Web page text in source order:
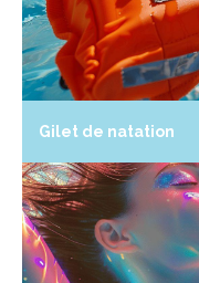
Gilet de natation